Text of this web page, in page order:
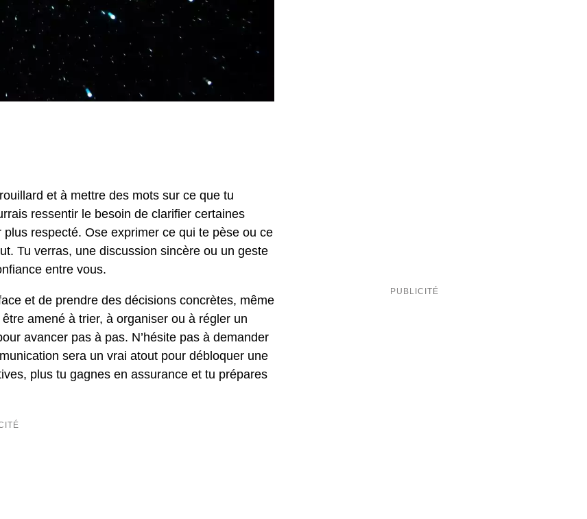
et à mettre des mots sur ce que tu
ressentir le besoin de clarifier certaines
respecté. Ose exprimer ce qui te pèse ou ce
Tu verras, une discussion sincère ou un geste
entre vous.
et de prendre des décisions concrètes, même
amené à trier, à organiser ou à régler un
avancer pas à pas. N’hésite pas à demander
sera un vrai atout pour débloquer une
plus tu gagnes en assurance et tu prépares